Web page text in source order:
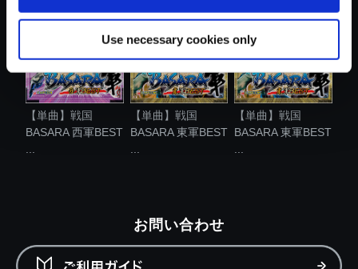
Use necessary cookies only
【単曲】戦国
BASARA 西軍BEST
【単曲】戦国
BASARA 東軍BEST
【単曲】戦国
BASARA 東軍BEST
お問い合わせ